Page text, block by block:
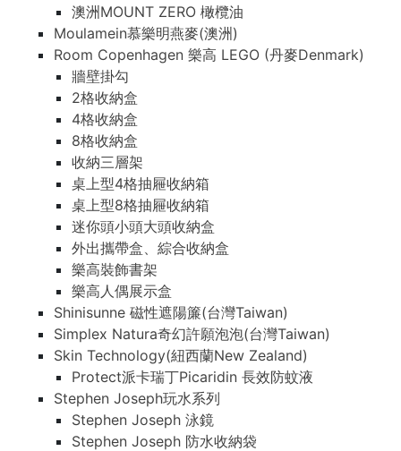
澳洲MOUNT ZERO 橄欖油
Moulamein慕樂明燕麥(澳洲)
Room Copenhagen 樂高 LEGO (丹麥Denmark)
牆壁掛勾
2格收納盒
4格收納盒
8格收納盒
收納三層架
桌上型4格抽屜收納箱
桌上型8格抽屜收納箱
迷你頭小頭大頭收納盒
外出攜帶盒、綜合收納盒
樂高裝飾書架
樂高人偶展示盒
Shinisunne 磁性遮陽簾(台灣Taiwan)
Simplex Natura奇幻許願泡泡(台灣Taiwan)
Skin Technology(紐西蘭New Zealand)
Protect派卡瑞丁Picaridin 長效防蚊液
Stephen Joseph玩水系列
Stephen Joseph 泳鏡
Stephen Joseph 防水收納袋